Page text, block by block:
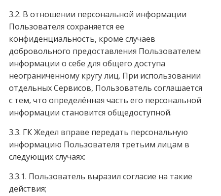
3.2. В отношении персональной информации
Пользователя сохраняется ее
конфиденциальность, кроме случаев
добровольного предоставления Пользователем
информации о себе для общего доступа
неограниченному кругу лиц. При использовании
отдельных Сервисов, Пользователь соглашается
с тем, что определённая часть его персональной
информации становится общедоступной.
3.3. ГК Жедел вправе передать персональную
информацию Пользователя третьим лицам в
следующих случаях:
3.3.1. Пользователь выразил согласие на такие
действия;